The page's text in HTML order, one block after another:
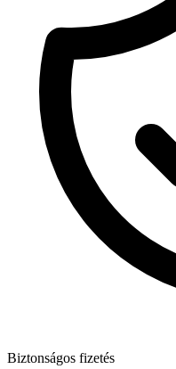
Biztonságos fizetés